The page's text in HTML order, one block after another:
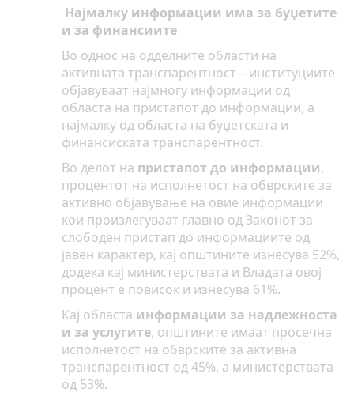
Најмалку информации има за буџетите
и за финансиите
Во однос на одделните области на
активната транспарентност – институциите
објавуваат најмногу информации од
областа на пристапот до информации, а
најмалку од областа на буџетската и
финансиската транспарентност.
Во делот на пристапот до информации,
процентот на исполнетост на обврските за
активно објавување на овие информации
кои произлегуваат главно од Законот за
слободен пристап до информациите од
јавен карактер, кај општините изнесува 52%,
додека кај министерствата и Владата овој
процент е повисок и изнесува 61%.
Кај областа информации за надлежноста
и за услугите, општините имаат просечна
исполнетост на обврските за активна
транспарентност од 45%, а министерствата
од 53%.